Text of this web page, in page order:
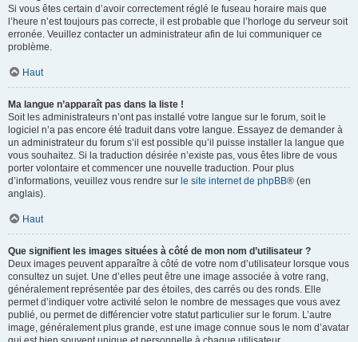
Si vous êtes certain d’avoir correctement réglé le fuseau horaire mais que
l’heure n’est toujours pas correcte, il est probable que l’horloge du serveur soit
erronée. Veuillez contacter un administrateur afin de lui communiquer ce
problème.
Haut
Ma langue n’apparaît pas dans la liste !
Soit les administrateurs n’ont pas installé votre langue sur le forum, soit le
logiciel n’a pas encore été traduit dans votre langue. Essayez de demander à
un administrateur du forum s’il est possible qu’il puisse installer la langue que
vous souhaitez. Si la traduction désirée n’existe pas, vous êtes libre de vous
porter volontaire et commencer une nouvelle traduction. Pour plus
d’informations, veuillez vous rendre sur le site internet de phpBB® (en
anglais).
Haut
Que signifient les images situées à côté de mon nom d’utilisateur ?
Deux images peuvent apparaître à côté de votre nom d’utilisateur lorsque vous
consultez un sujet. Une d’elles peut être une image associée à votre rang,
généralement représentée par des étoiles, des carrés ou des ronds. Elle
permet d’indiquer votre activité selon le nombre de messages que vous avez
publié, ou permet de différencier votre statut particulier sur le forum. L’autre
image, généralement plus grande, est une image connue sous le nom d’avatar